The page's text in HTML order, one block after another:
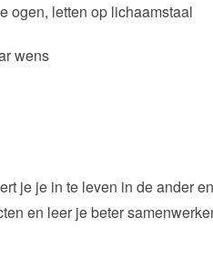
ogen, letten op lichaamstaal
wens
je je in te leven in de ander
en leer je beter